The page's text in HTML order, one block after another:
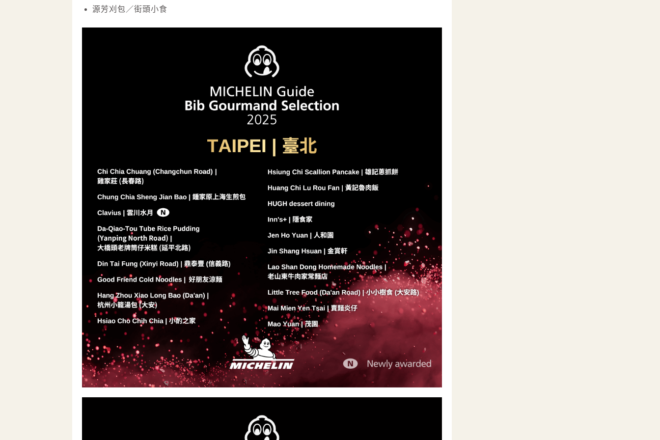
源芳刈包／街頭小食